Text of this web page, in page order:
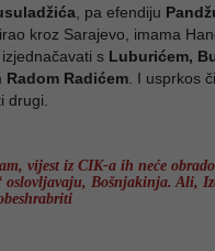
, pa efendiju
kroz Sarajevo, imama
s Luburićem,
Radom Radićem . I usprkos
drugi.
vijest iz CIK-a ih neće
oslovljavaju, Bošnjakinja. Ali,